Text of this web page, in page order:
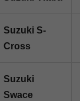
Suzuki S-
Cross
Suzuki
Swace